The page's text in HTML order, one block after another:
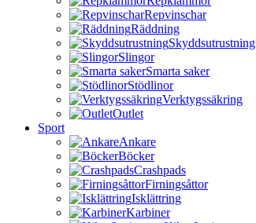
Repvinschar
Räddning
Skyddsutrustning
Slingor
Smarta saker
Stödlinor
Verktygssäkring
Outlet
Sport
Ankare
Böcker
Crashpads
Firningsåttor
Isklättring
Karbiner